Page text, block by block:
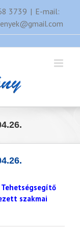
3739 | E-mail:
Tehetségsegítő
szakmai